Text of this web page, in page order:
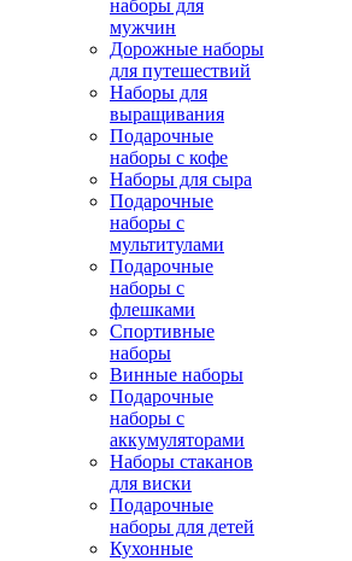
наборы для
мужчин
Дорожные наборы
для путешествий
Наборы для
выращивания
Подарочные
наборы с кофе
Наборы для сыра
Подарочные
наборы с
мультитулами
Подарочные
наборы с
флешками
Спортивные
наборы
Винные наборы
Подарочные
наборы с
аккумуляторами
Наборы стаканов
для виски
Подарочные
наборы для детей
Кухонные